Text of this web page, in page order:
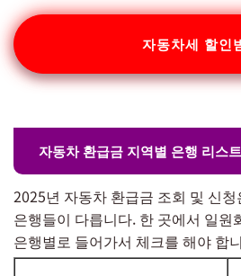
자동차세 할인
자동차 환급금 지역별 은행 리스트
2025년 자동차 환급금 조회 및 신
은행들이 다릅니다. 한 곳에서 일원
은행별로 들어가서 체크를 해야 합